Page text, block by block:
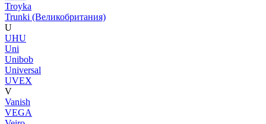
Troyka
Trunki (Великобритания)
U
UHU
Uni
Unibob
Universal
UVEX
V
Vanish
VEGA